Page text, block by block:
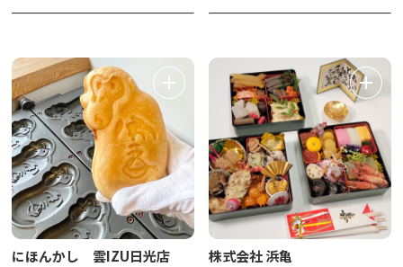
にほんかし 雲IZU日光店 株式会社 浜亀